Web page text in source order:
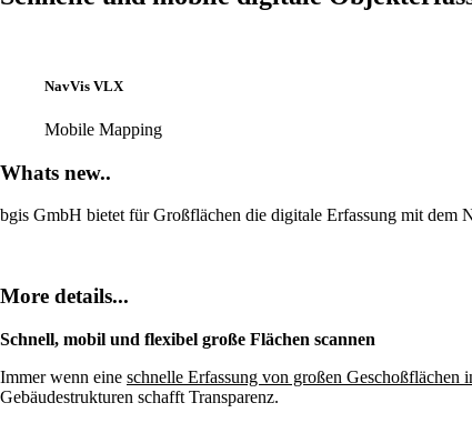
NavVis VLX
Mobile Mapping
Whats new..
bgis GmbH bietet für Großflächen die digitale Erfassung mit dem
More details...
Schnell, mobil und flexibel große Flächen scannen
Immer wenn eine schnelle Erfassung von großen Geschoßflächen
Gebäudestrukturen schafft Transparenz.